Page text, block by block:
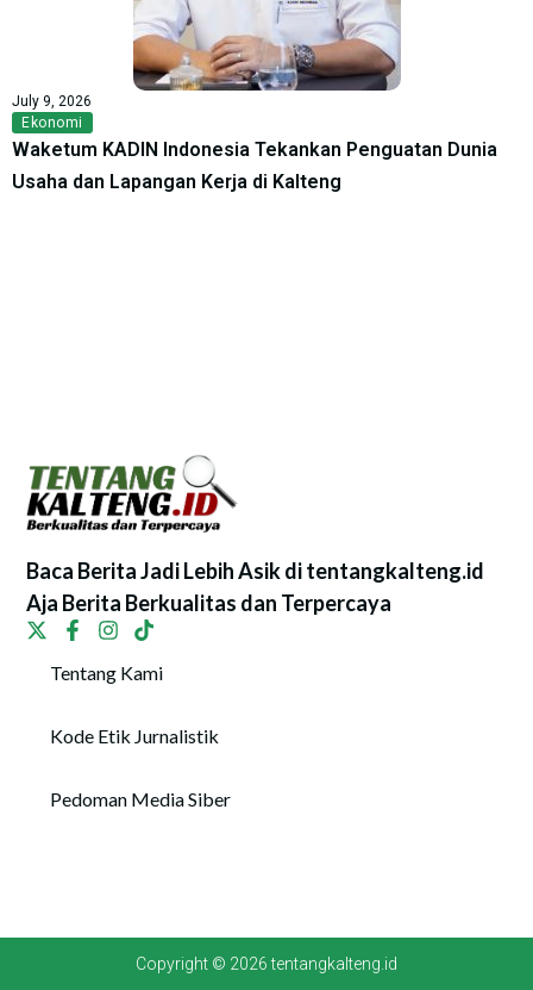
July 9, 2026
Ekonomi
Waketum KADIN Indonesia Tekankan Penguatan Dunia
Usaha dan Lapangan Kerja di Kalteng
Baca Berita Jadi Lebih Asik di tentangkalteng.id
Aja Berita Berkualitas dan Terpercaya
Tentang Kami
Kode Etik Jurnalistik
Pedoman Media Siber
Copyright © 2026 tentangkalteng.id